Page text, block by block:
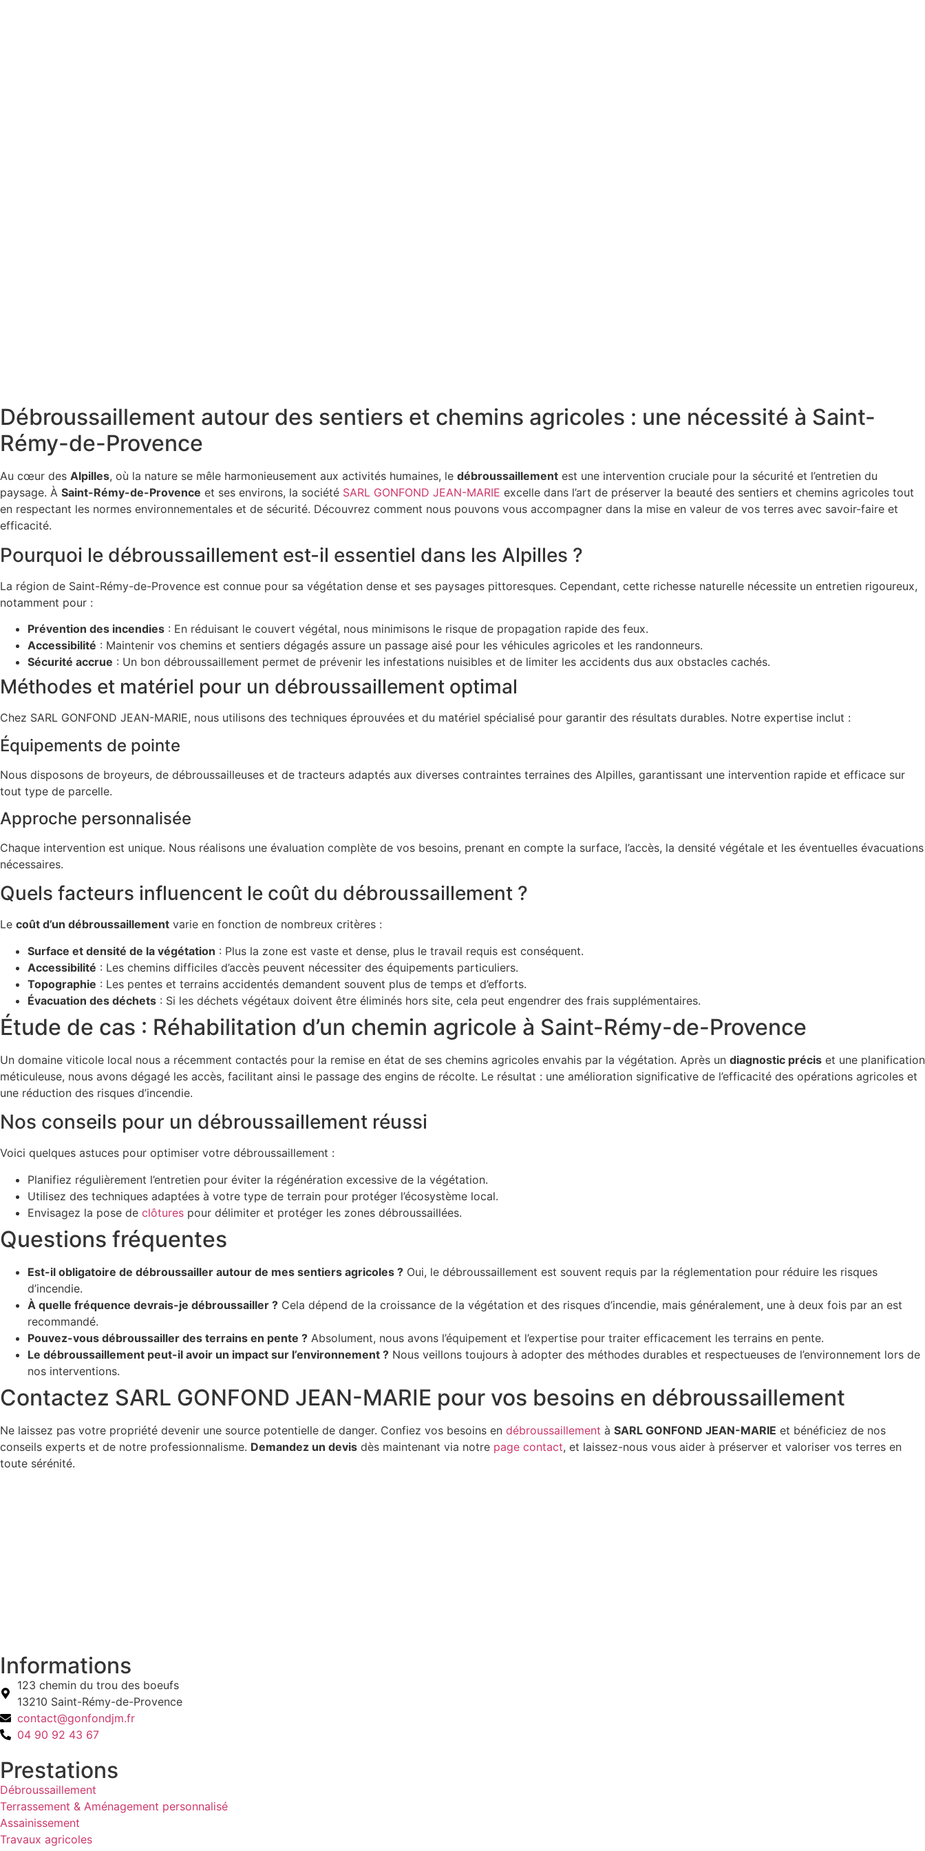
Débroussaillement autour des sentiers et chemins agricoles : une nécessité à Saint-
Rémy-de-Provence
Au cœur des Alpilles, où la nature se mêle harmonieusement aux activités humaines, le débroussaillement est une intervention cruciale pour la sécurité et l’entretien du
paysage. À Saint-Rémy-de-Provence et ses environs, la société SARL GONFOND JEAN-MARIE excelle dans l’art de préserver la beauté des sentiers et chemins agricoles tout
en respectant les normes environnementales et de sécurité. Découvrez comment nous pouvons vous accompagner dans la mise en valeur de vos terres avec savoir-faire et
efficacité.
Pourquoi le débroussaillement est-il essentiel dans les Alpilles ?
La région de Saint-Rémy-de-Provence est connue pour sa végétation dense et ses paysages pittoresques. Cependant, cette richesse naturelle nécessite un entretien rigoureux,
notamment pour :
Prévention des incendies : En réduisant le couvert végétal, nous minimisons le risque de propagation rapide des feux.
Accessibilité : Maintenir vos chemins et sentiers dégagés assure un passage aisé pour les véhicules agricoles et les randonneurs.
Sécurité accrue : Un bon débroussaillement permet de prévenir les infestations nuisibles et de limiter les accidents dus aux obstacles cachés.
Méthodes et matériel pour un débroussaillement optimal
Chez SARL GONFOND JEAN-MARIE, nous utilisons des techniques éprouvées et du matériel spécialisé pour garantir des résultats durables. Notre expertise inclut :
Équipements de pointe
Nous disposons de broyeurs, de débroussailleuses et de tracteurs adaptés aux diverses contraintes terraines des Alpilles, garantissant une intervention rapide et efficace sur
tout type de parcelle.
Approche personnalisée
Chaque intervention est unique. Nous réalisons une évaluation complète de vos besoins, prenant en compte la surface, l’accès, la densité végétale et les éventuelles évacuations
nécessaires.
Quels facteurs influencent le coût du débroussaillement ?
Le coût d’un débroussaillement varie en fonction de nombreux critères :
Surface et densité de la végétation : Plus la zone est vaste et dense, plus le travail requis est conséquent.
Accessibilité : Les chemins difficiles d’accès peuvent nécessiter des équipements particuliers.
Topographie : Les pentes et terrains accidentés demandent souvent plus de temps et d’efforts.
Évacuation des déchets : Si les déchets végétaux doivent être éliminés hors site, cela peut engendrer des frais supplémentaires.
Étude de cas : Réhabilitation d’un chemin agricole à Saint-Rémy-de-Provence
Un domaine viticole local nous a récemment contactés pour la remise en état de ses chemins agricoles envahis par la végétation. Après un diagnostic précis et une planification
méticuleuse, nous avons dégagé les accès, facilitant ainsi le passage des engins de récolte. Le résultat : une amélioration significative de l’efficacité des opérations agricoles et
une réduction des risques d’incendie.
Nos conseils pour un débroussaillement réussi
Voici quelques astuces pour optimiser votre débroussaillement :
Planifiez régulièrement l’entretien pour éviter la régénération excessive de la végétation.
Utilisez des techniques adaptées à votre type de terrain pour protéger l’écosystème local.
Envisagez la pose de clôtures pour délimiter et protéger les zones débroussaillées.
Questions fréquentes
Est-il obligatoire de débroussailler autour de mes sentiers agricoles ? Oui, le débroussaillement est souvent requis par la réglementation pour réduire les risques
d’incendie.
À quelle fréquence devrais-je débroussailler ? Cela dépend de la croissance de la végétation et des risques d’incendie, mais généralement, une à deux fois par an est
recommandé.
Pouvez-vous débroussailler des terrains en pente ? Absolument, nous avons l’équipement et l’expertise pour traiter efficacement les terrains en pente.
Le débroussaillement peut-il avoir un impact sur l’environnement ? Nous veillons toujours à adopter des méthodes durables et respectueuses de l’environnement lors de
nos interventions.
Contactez SARL GONFOND JEAN-MARIE pour vos besoins en débroussaillement
Ne laissez pas votre propriété devenir une source potentielle de danger. Confiez vos besoins en débroussaillement à SARL GONFOND JEAN-MARIE et bénéficiez de nos
conseils experts et de notre professionnalisme. Demandez un devis dès maintenant via notre page contact, et laissez-nous vous aider à préserver et valoriser vos terres en
toute sérénité.
Informations
123 chemin du trou des boeufs
13210 Saint-Rémy-de-Provence
contact@gonfondjm.fr
04 90 92 43 67
Prestations
Débroussaillement
Terrassement & Aménagement personnalisé
Assainissement
Travaux agricoles